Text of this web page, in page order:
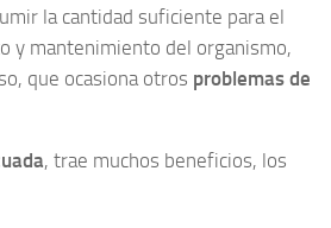
la cantidad suficiente para el
y mantenimiento del organismo,
que ocasiona otros problemas de
, trae muchos beneficios, los